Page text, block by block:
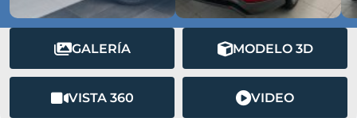
GALERÍA MODELO 3D
VISTA 360 VIDEO